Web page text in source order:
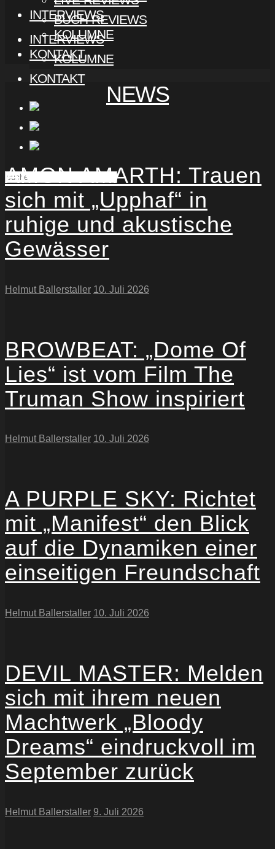
BUCH-REVIEWS
INTERVIEWS
KOLUMNE
KONTAKT
INTERVIEWS
KOLUMNE
KONTAKT
NEWS
AMON AMARTH: Trauen
sich mit „Upphaf“ in
ruhige und akustische
Gewässer
Helmut Ballerstaller 10. Juli 2026
BROWBEAT: „Dome Of
Lies“ ist vom Film The
Truman Show inspiriert
Helmut Ballerstaller 10. Juli 2026
A PURPLE SKY: Richtet
mit „Manifest“ den Blick
auf die Dynamiken einer
einseitigen Freundschaft
Helmut Ballerstaller 10. Juli 2026
DEVIL MASTER: Melden
sich mit ihrem neuen
Machtwerk „Bloody
Dreams“ eindruckvoll im
September zurück
Helmut Ballerstaller 9. Juli 2026